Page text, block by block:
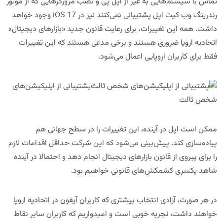
رندرینگ وب کیت اپل پشتیبانی نمی‌کنند نیز در iOS 17 وجود خواهد
داشت. همه این تغییرات، برای رعایت قانون جدید «بازارهای دیجیتال»
اتحادیه اروپا ضروری هستند و برخی مدعی هستند که این تغییرات
فقط برای کاربران اروپایی اعمال می‌شود.
پشتیبانی از اپلیکیشن‌های
شخص ثالث
ممکن است اپل در آینده، این تغییرات را در سطح جهانی هم
پیاده‌سازی کند. پیش‌بینی می‌شود که این شرکت حداقل اقدامات لازم
را برای پیروی از قانون بازارهای دیجیتال انجام دهد و احتمالا در آینده
شاهد یکسری کشمکش‌های قانونی خواهیم بود.
در هر صورت، آزادی انتخاب بیشتری که کاربران آیفون در اتحادیه اروپا
خواهند داشت، تجربه خوبی است و امیدواریم که کاربران سایر نقاط